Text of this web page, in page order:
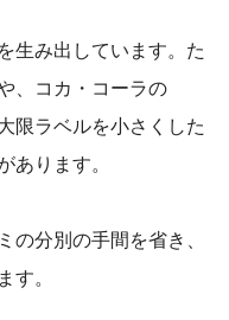
生み出しています。た
、コカ・コーラの
限ラベルを小さくした
あります。
の分別の手間を省き、
す。